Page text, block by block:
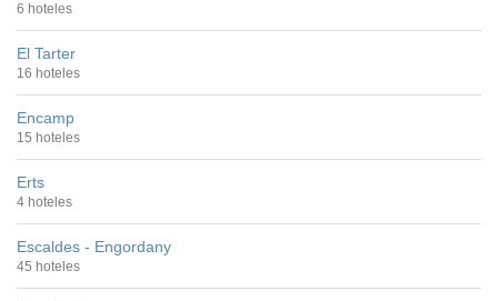
6 hoteles
El Tarter
16 hoteles
Encamp
15 hoteles
Erts
4 hoteles
Escaldes - Engordany
45 hoteles